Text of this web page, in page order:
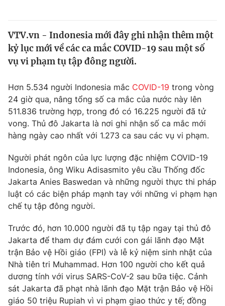
Thế giới
Thế giới đó đây
Câu chuyện quốc tế
Kinh tế
Tài chính
Thị trường
Góc doanh nghiệp
Dữ liệu và đời sống
Truyền hình
Phim VTV
Hậu trường
Nhân vật
Giải sao mai
Giải trí
Điện ảnh
Âm nhạc
Sao
Đời sống
Làm đẹp
Chất lượng cuộc sống
Giáo dục
Tuyển sinh
Học trực tuyến
Công nghệ
Hitech Công nghệ tương lai
Sản phẩm
Giao lưu trực tuyến
VTV.vn - Indonesia mới đây ghi nhận thêm một
kỷ lục mới về các ca mắc COVID-19 sau một số
vụ vi phạm tụ tập đông người.
Hơn 5.534 người Indonesia mắc COVID-19 trong vòng
24 giờ qua, nâng tổng số ca mắc của nước này lên
511.836 trường hợp, trong đó có 16.225 người đã tử
vong. Thủ đô Jakarta là nơi ghi nhận số ca mắc mới
hàng ngày cao nhất với 1.273 ca sau các vụ vi phạm.
Người phát ngôn của lực lượng đặc nhiệm COVID-19
Indonesia, ông Wiku Adisasmito yêu cầu Thống đốc
Jakarta Anies Baswedan và những người thực thi pháp
luật có các biện pháp mạnh tay với những vi phạm hạn
chế tụ tập đông người.
Trước đó, hơn 10.000 người đã tụ tập ngay tại thủ đô
Jakarta để tham dự đám cưới con gái lãnh đạo Mặt
trận Bảo vệ Hồi giáo (FPI) và lễ kỷ niệm sinh nhật của
Nhà tiên tri Muhammad. Hơn 100 người cho kết quả
dương tính với virus SARS-CoV-2 sau bữa tiệc. Cảnh
sát Jakarta đã phạt nhà lãnh đạo Mặt trận Bảo vệ Hồi
giáo 50 triệu Rupiah vì vi phạm giao thức y tế; đồng